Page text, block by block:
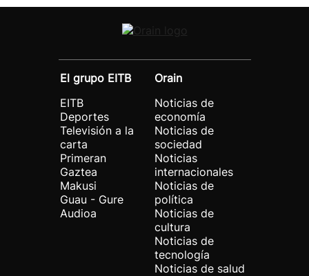
El grupo EITB
EITB
Deportes
Televisión a la
carta
Primeran
Gaztea
Makusi
Guau - Gure
Audioa
Orain
Noticias de
economía
Noticias de
sociedad
Noticias
internacionales
Noticias de
política
Noticias de
cultura
Noticias de
tecnología
Noticias de salud